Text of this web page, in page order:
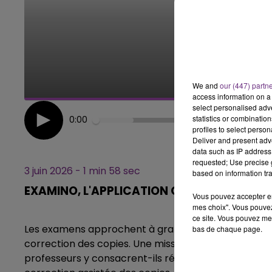
0:00
3 juin 2026 - 1 min 58 sec
EXAMINO, L'APPLICATION QUI CORRIGE LES
Les examens approchent à grands pas, et avec
correction des copies. Une mission essentielle,
professeurs y consacrent-ils réellement ? Pour le
We and our (447)
access information on
select personalised
statistics or
profiles to select
Deliver and present
data such as IP
requested; Use precise
based on information
Vous pouvez accepter
mes choix". Vous
ce site. Vous pouvez
bas de chaque page.